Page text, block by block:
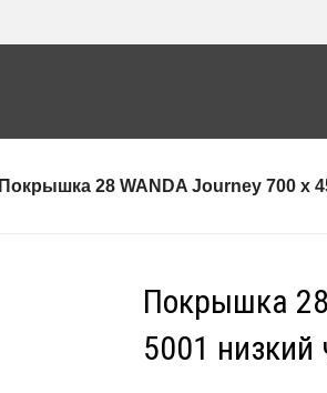
Покрышка 28 WANDA Journey 700 x
Покрышка
5001 низкий